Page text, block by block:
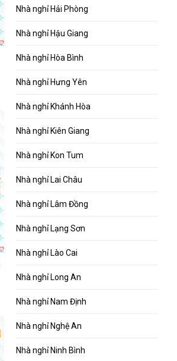
Nhà nghỉ Hải Phòng
Nhà nghỉ Hậu Giang
Nhà nghỉ Hòa Bình
Nhà nghỉ Hưng Yên
Nhà nghỉ Khánh Hòa
Nhà nghỉ Kiên Giang
Nhà nghỉ Kon Tum
Nhà nghỉ Lai Châu
Nhà nghỉ Lâm Đồng
Nhà nghỉ Lạng Sơn
Nhà nghỉ Lào Cai
Nhà nghỉ Long An
Nhà nghỉ Nam Định
Nhà nghỉ Nghệ An
Nhà nghỉ Ninh Bình